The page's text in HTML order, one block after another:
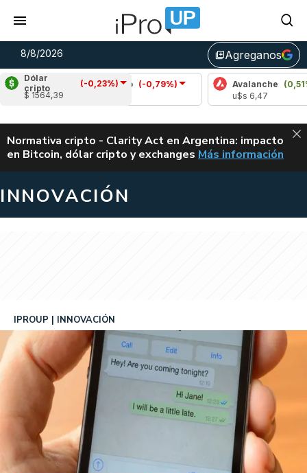
8/8/2026 library_addAgreganos
Dólar
cripto
(-0,23%)
$ 1564,39
Cardano (-0,79%)
Avalanche
(0,51%)
u$s 6,47
ALERTA
Normativa cripto - Clarity Act en Argentina: impacto
en Bitcoin, dólar cripto y exchanges CLARITY ACT EN
Más información
INNOVACIÓN
IPROUP INNOVACIÓN